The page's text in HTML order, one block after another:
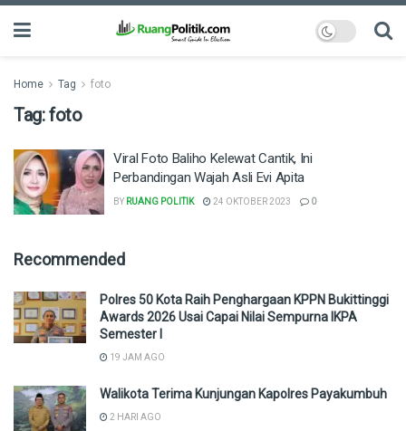
Home Tag foto
Tag:foto
Viral Foto Baliho Kelewat Cantik, Ini
Perbandingan Wajah Asli Evi Apita
BY RUANG POLITIK 24 OKTOBER 2023 0
Recommended
Polres 50 Kota Raih Penghargaan KPPN Bukittinggi
Awards 2026 Usai Capai Nilai Sempurna IKPA
Semester I
19 JAM AGO
Walikota Terima Kunjungan Kapolres Payakumbuh
2 HARI AGO